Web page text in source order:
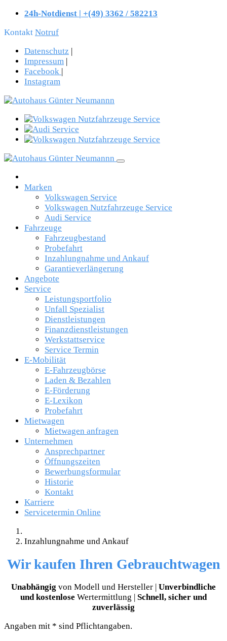
24h-Notdienst | +(49) 3362 / 582213
Kontakt Notruf
Datenschutz |
Impressum |
Facebook |
Instagram
Marken
Volkswagen Service
Volkswagen Nutzfahrzeuge Service
Audi Service
Fahrzeuge
Fahrzeugbestand
Probefahrt
Inzahlungnahme und Ankauf
Garantieverlängerung
Angebote
Service
Leistungsportfolio
Unfall Spezialist
Dienstleistungen
Finanzdienstleistungen
Werkstattservice
Service Termin
E-Mobilität
E-Fahrzeugbörse
Laden & Bezahlen
E-Förderung
E-Lexikon
Probefahrt
Mietwagen
Mietwagen anfragen
Unternehmen
Ansprechpartner
Öffnungszeiten
Bewerbungsformular
Historie
Kontakt
Karriere
Servicetermin Online
Inzahlungnahme und Ankauf
Wir kaufen Ihren Gebrauchtwagen
Unabhängig von Modell und Hersteller | Unverbindliche
und kostenlose Wertermittlung | Schnell, sicher und
zuverlässig
Angaben mit * sind Pflichtangaben.